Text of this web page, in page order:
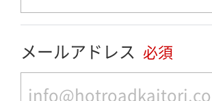
メールアドレス 必須